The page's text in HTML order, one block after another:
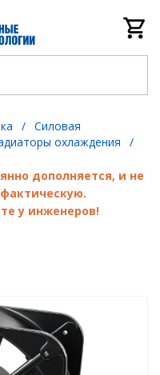
/ Cиловая
охлаждения
/
дополняется, и не
у инженеров!